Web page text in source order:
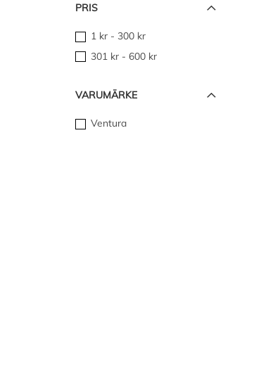
PRIS
1 kr- 300 kr
301 kr- 600 kr
VARUMÄRKE
Ventura